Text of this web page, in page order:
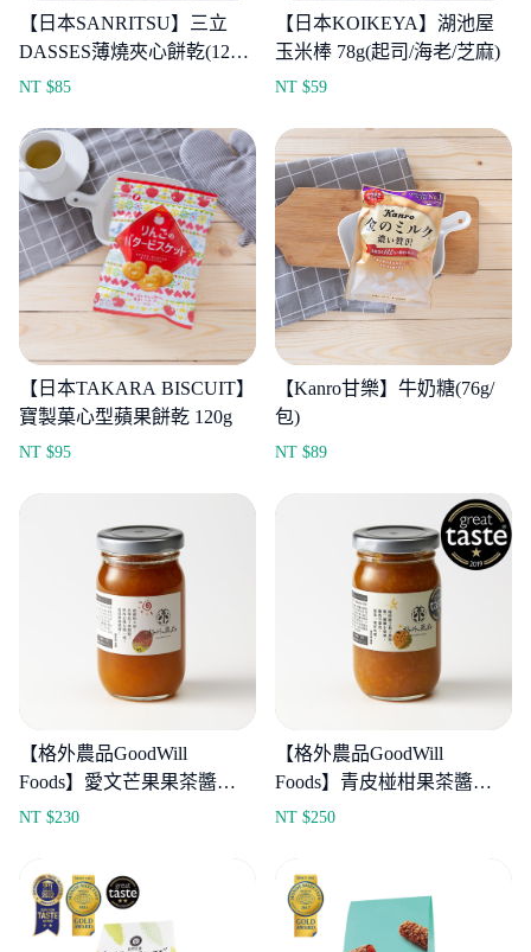
【日本SANRITSU】三立
DASSES薄燒夾心餅乾(12入/
包)
NT $85
【日本KOIKEYA】湖池屋
玉米棒 78g(起司/海老/芝麻)
NT $59
【日本TAKARA BISCUIT】
寶製菓心型蘋果餅乾 120g
NT $95
【Kanro甘樂】牛奶糖(76g/
包)
NT $89
【格外農品GoodWill
Foods】愛文芒果果茶醬
270g
NT $230
【格外農品GoodWill
Foods】青皮椪柑果茶醬
280g
NT $250